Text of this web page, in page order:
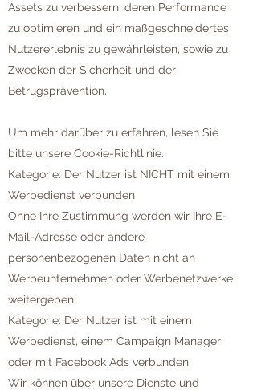
Assets zu verbessern, deren Performance
zu optimieren und ein maßgeschneidertes
Nutzererlebnis zu gewährleisten, sowie zu
Zwecken der Sicherheit und der
Betrugsprävention.
Um mehr darüber zu erfahren, lesen Sie
bitte unsere Cookie-Richtlinie.
Kategorie: Der Nutzer ist NICHT mit einem
Werbedienst verbunden
Ohne Ihre Zustimmung werden wir Ihre E-
Mail-Adresse oder andere
personenbezogenen Daten nicht an
Werbeunternehmen oder Werbenetzwerke
weitergeben.
Kategorie: Der Nutzer ist mit einem
Werbedienst, einem Campaign Manager
oder mit Facebook Ads verbunden
Wir können über unsere Dienste und